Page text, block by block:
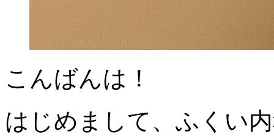
こんばんは！
はじめまして、ふくい